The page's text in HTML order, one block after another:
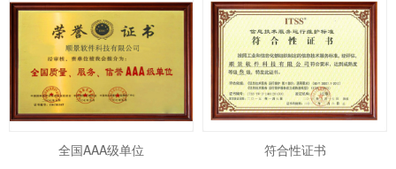
全国AAA级单位 符合性证书